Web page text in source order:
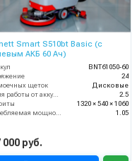
Smart S510bt Basic (с
АКБ 60 Ач)
BNT61050-60
24
щеток
Дисковые
Время работы от аккумуляторов (ч)
2.5
1320 × 540 × 1060
1.05
000 руб.